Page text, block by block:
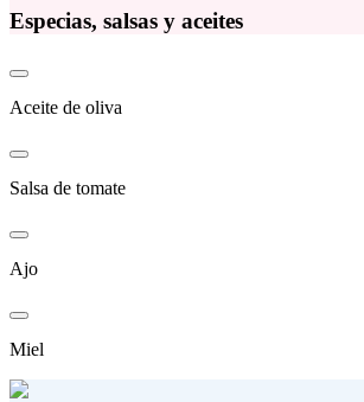
Especias, salsas y aceites
Aceite de oliva
Salsa de tomate
Ajo
Miel